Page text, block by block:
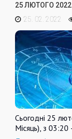
25 ЛЮТОГО
25. 02. 2022
Сьогодні 25
Місяць), з